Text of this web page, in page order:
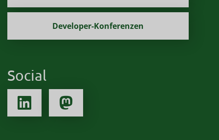
Developer-Konferenzen
Social